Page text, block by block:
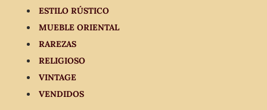
ESTILO RÚSTICO
MUEBLE ORIENTAL
RAREZAS
RELIGIOSO
VINTAGE
VENDIDOS